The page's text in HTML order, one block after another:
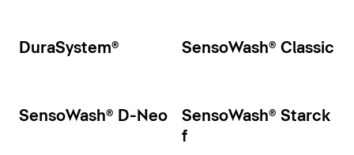
DuraSystem® SensoWash® Classic
SensoWash® D-Neo
SensoWash® Starck
f